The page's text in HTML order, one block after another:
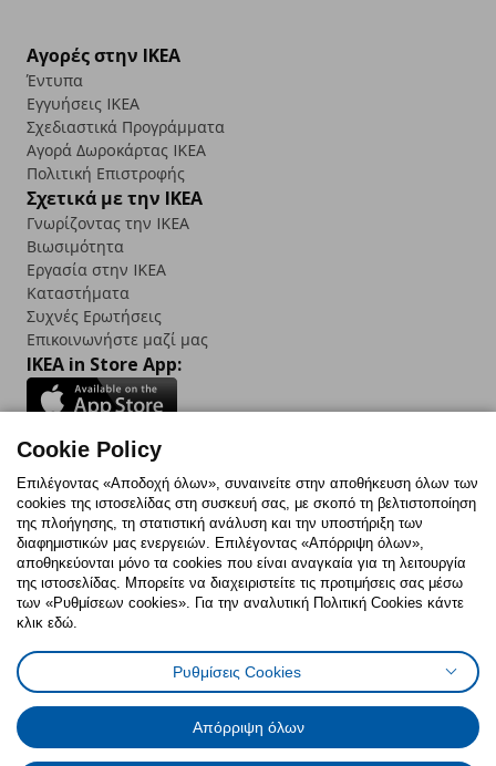
Αγορές στην IKEA
Έντυπα
Εγγυήσεις IKEA
Σχεδιαστικά Προγράμματα
Αγορά Δωρoκάρτας IKEA
Πολιτική Επιστροφής
Σχετικά με την IKEA
Γνωρίζοντας την IKEA
Βιωσιμότητα
Εργασία στην IKEA
Καταστήματα
Συχνές Ερωτήσεις
Επικοινωνήστε μαζί μας
IKEA in Store App:
Follow us:
FacebookInstagram
TikTokYoutubePinterestTwitter
Πολιτική CookiesΔήλωση ψηφιακής προσβασιμότητας
Ρυθμίσεις cookiesΌροι Χρήσης
Γενική Πολιτική Προσωπικών Δεδομένων
Πολιτική Προσωπικών Δεδομένων για ΙΚΕΑ.gr
Κώδικας Καταναλωτικής Δεοντολογίας
Cookie Policy
Επιλέγοντας «Αποδοχή όλων», συναινείτε στην αποθήκευση όλων των
cookies της ιστοσελίδας στη συσκευή σας, με σκοπό τη βελτιστοποίηση
της πλοήγησης, τη στατιστική ανάλυση και την υποστήριξη των
διαφημιστικών μας ενεργειών. Επιλέγοντας «Απόρριψη όλων»,
αποθηκεύονται μόνο τα cookies που είναι αναγκαία για τη λειτουργία
της ιστοσελίδας. Μπορείτε να διαχειριστείτε τις προτιμήσεις σας μέσω
των «Ρυθμίσεων cookies». Για την αναλυτική Πολιτική Cookies κάντε
κλικ εδώ.
Ρυθμίσεις Cookies
Απόρριψη όλων